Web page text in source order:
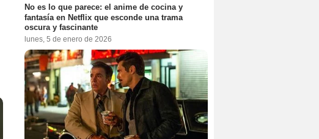
No es lo que parece: el anime de cocina y
fantasía en Netflix que esconde una trama
oscura y fascinante
lunes, 5 de enero de 2026